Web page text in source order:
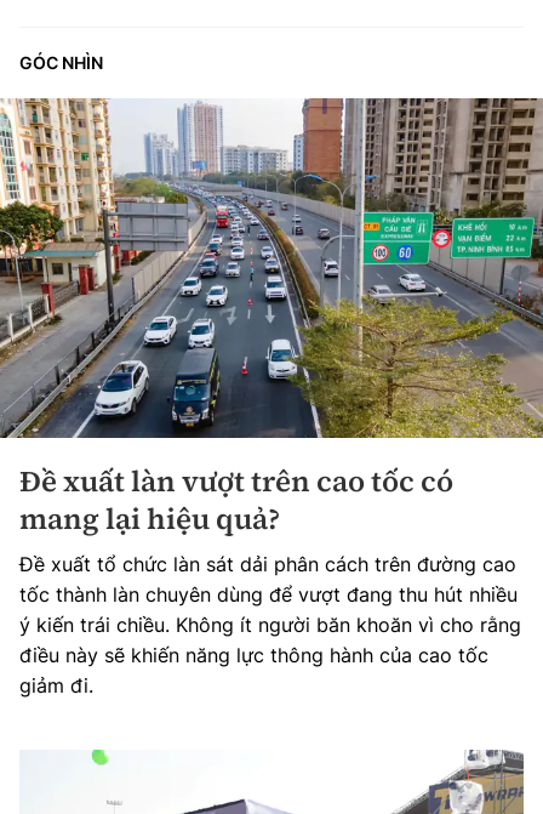
GÓC NHÌN
Đề xuất làn vượt trên cao tốc có
mang lại hiệu quả?
Đề xuất tổ chức làn sát dải phân cách trên đường cao
tốc thành làn chuyên dùng để vượt đang thu hút nhiều
ý kiến trái chiều. Không ít người băn khoăn vì cho rằng
điều này sẽ khiến năng lực thông hành của cao tốc
giảm đi.